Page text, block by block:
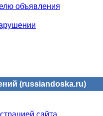
объявления
(russiandoska.ru)
сайта